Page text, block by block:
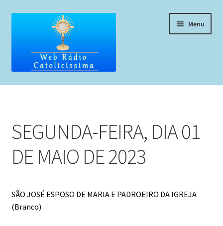
conteúdo
Menu
Home
Liturgia Diária
Horários de missas
Pedidos de oração, testemunho ou música
SEGUNDA-FEIRA, DIA 01
DE MAIO DE 2023
SÃO JOSÉ ESPOSO DE MARIA E PADROEIRO DA IGREJA
(Branco)